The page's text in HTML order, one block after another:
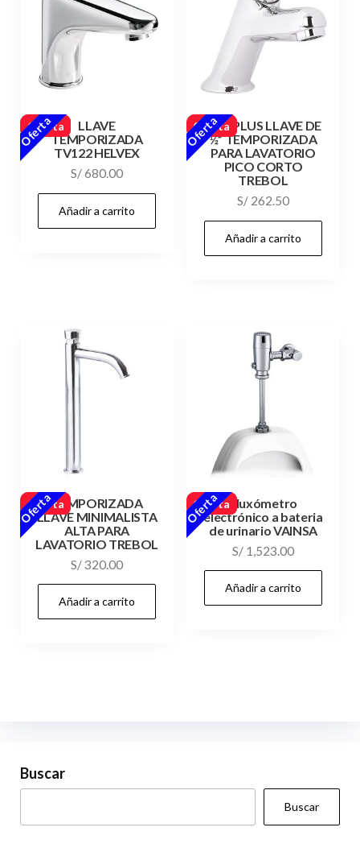
Oferta
Oferta
LLAVE
TEMPORIZADA
TV122 HELVEX
S/680.00
Añadir a carrito
Oferta
OfertaNEOPLUS LLAVE DE
½” TEMPORIZADA
PARA LAVATORIO
PICO CORTO
TREBOL
S/262.50
Añadir a carrito
Oferta
OfertaTEMPORIZADA
LLAVE MINIMALISTA
ALTA PARA
LAVATORIO TREBOL
S/320.00
Añadir a carrito
Oferta
Oferta
Fluxómetro
electrónico a bateria
de urinario VAINSA
S/1,523.00
Añadir a carrito
Buscar
Buscar